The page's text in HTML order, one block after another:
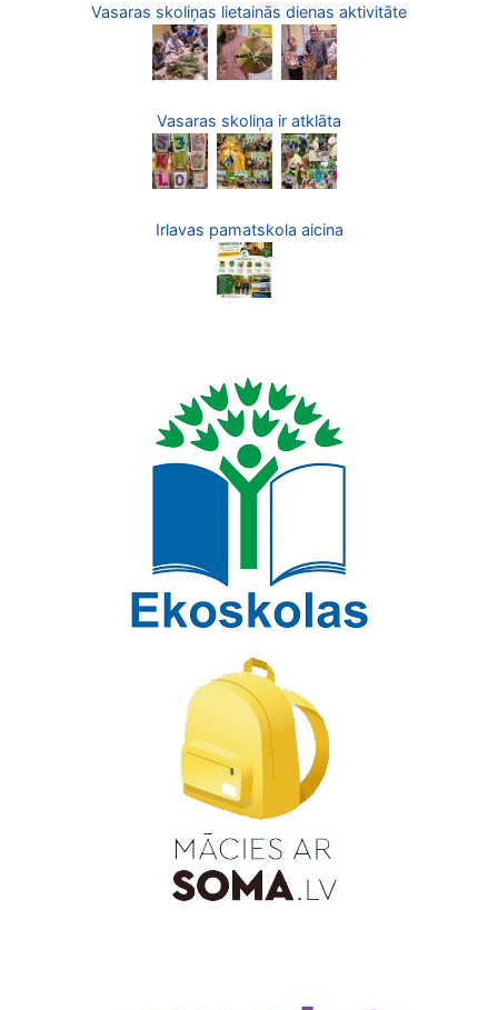
Vasaras skoliņas lietainās dienas aktivitāte
Vasaras skoliņa ir atklāta
Irlavas pamatskola aicina